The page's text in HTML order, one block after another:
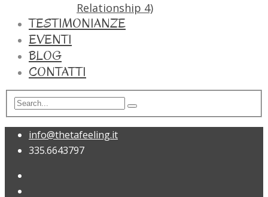
Relationship 4)
TESTIMONIANZE
EVENTI
BLOG
CONTATTI
info@thetafeeling.it
335.6643797